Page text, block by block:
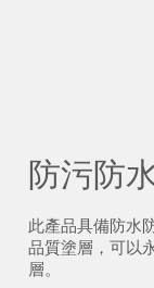
防污防
此產品具備防水
品質塗層，可以
層。